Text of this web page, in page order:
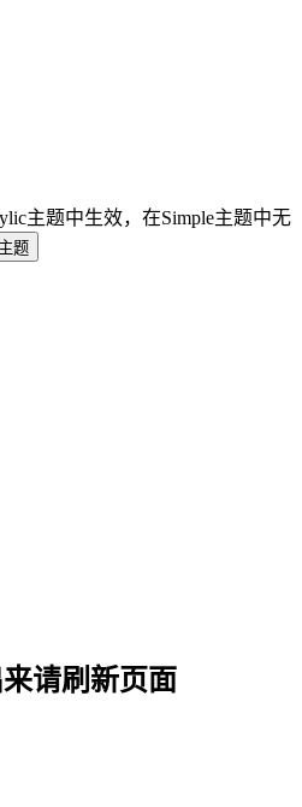
主题中生效，在Simple主题中无
题
请刷新页面